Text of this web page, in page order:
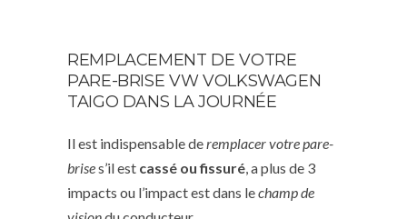
REMPLACEMENT DE VOTRE
PARE-BRISE VW VOLKSWAGEN
TAIGO DANS LA JOURNÉE
Il est indispensable deremplacer votre pare-
brises’il est cassé ou fissuré , a plus de 3
impacts ou l’impact est dans lechamp de